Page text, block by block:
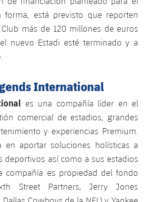
amateurs
Secciones Amateurs
Changers
forma, está previsto que reporten
más de 120 millones de euros
nuevo Estadi esté terminado y a
International
es una compañía líder en el
comercial de estadios, grandes
y experiencias Premium.
en aportar soluciones holísticas a
deportivos así como a sus estadios
compañía es propiedad del fondo
Street Partners, Jerry Jones